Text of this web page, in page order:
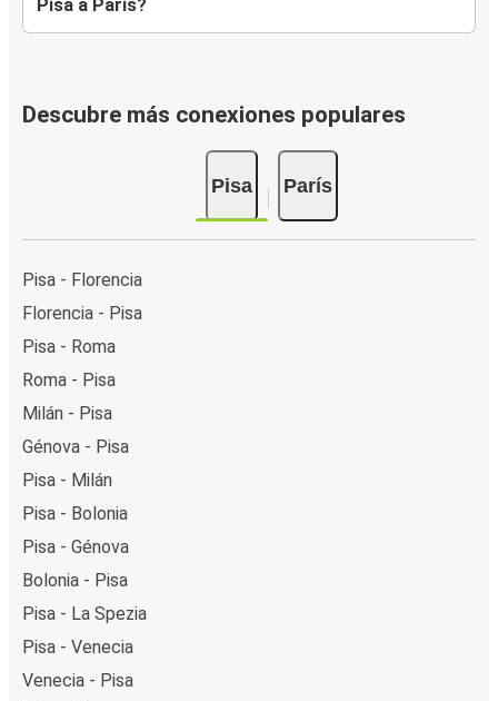
Pisa a París?
Descubre más conexiones populares
Pisa París
Pisa - Florencia
Florencia - Pisa
Pisa - Roma
Roma - Pisa
Milán - Pisa
Génova - Pisa
Pisa - Milán
Pisa - Bolonia
Pisa - Génova
Bolonia - Pisa
Pisa - La Spezia
Pisa - Venecia
Venecia - Pisa